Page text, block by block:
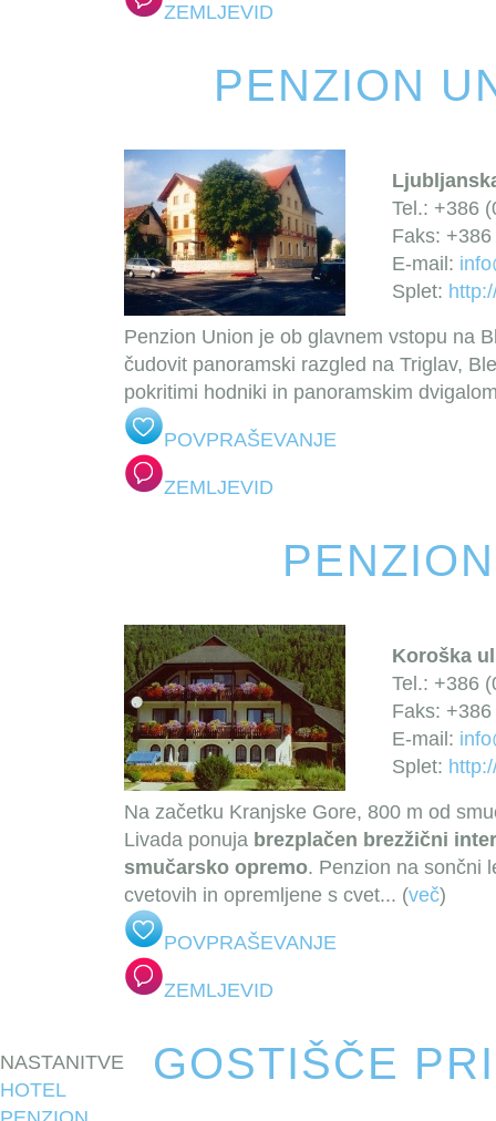
NASTANITVE
HOTEL
ZEMLJEVID
PENZION
Tel.: +386
Faks:
E-mail:
Splet:
Penzion Union je ob glavnem vstopu na
čudovit panoramski razgled na Triglav,
pokritimi hodniki in panoramskim
POVPRAŠEVANJE
ZEMLJEVID
Koroška
Tel.: +386
Faks:
E-mail:
Splet:
Na začetku Kranjske Gore, 800 m od
Livada ponuja brezplačen brezžični
smučarsko opremo. Penzion na sončni
cvetovih in opremljene s cvet... (več)
POVPRAŠEVANJE
ZEMLJEVID
GOSTIŠČE